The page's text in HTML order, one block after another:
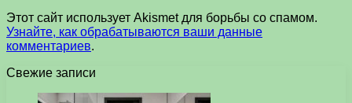
Этот сайт использует Akismet для борьбы со спамом.
Узнайте, как обрабатываются ваши данные
комментариев.
Свежие записи